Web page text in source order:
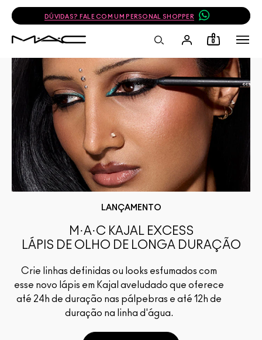
DÚVIDAS? FALE COM UM PERSONAL SHOPPER
0
LANÇAMENTO
M·A·C KAJAL EXCESS
LÁPIS DE OLHO DE LONGA DURAÇÃO
Crie linhas definidas ou looks esfumados com
esse novo lápis em Kajal aveludado que oferece
até 24h de duração nas pálpebras e até 12h de
duração na linha d'água.